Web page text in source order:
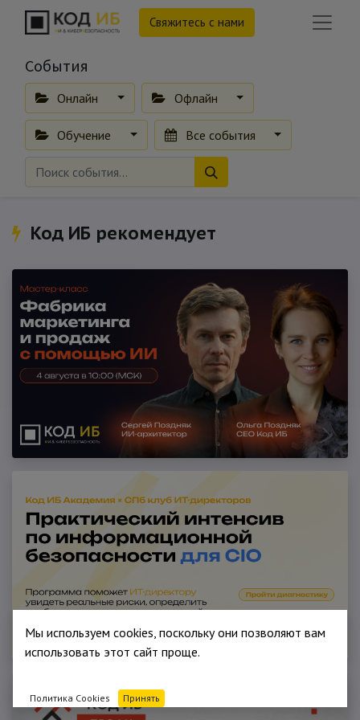
Свяжитесь с нами
События
Онлайн Офлайн
Обучение Все события
Код ИБ рекомендует
Мы используем cookies, поскольку они позволяют вам
использовать этот сайт проще.
Политика Cookies Принять